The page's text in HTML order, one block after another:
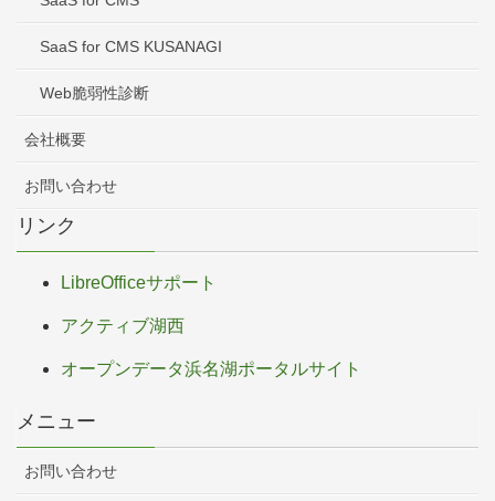
SaaS for CMS KUSANAGI
Web脆弱性診断
会社概要
お問い合わせ
リンク
LibreOfficeサポート
アクティブ湖西
オープンデータ浜名湖ポータルサイト
メニュー
お問い合わせ